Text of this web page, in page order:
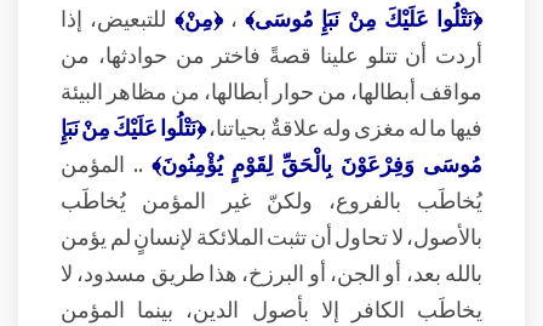
﴿نَتْلُوا عَلَيْكَ مِنْ نَبَإِ مُوسَى﴾ ، ﴿مِنْ﴾ للتبعيض، إذا
أردت أن تتلو علينا قصةً فاختر من حوادثها، من
مواقف أبطالها، من حوار أبطالها، من مظاهر البيئة
فيها ما له مغزى وله علاقةٌ بحياتنا،﴿نَتْلُوا عَلَيْكَ مِنْ نَبَإِ
مُوسَى وَفِرْعَوْنَ بِالْحَقِّ لِقَوْمٍ يُؤْمِنُونَ﴾ .. المؤمن
يُخاطَب بالفروع، ولكنّ غير المؤمن يُخاطَب
بالأصول، لا تحاول أن تثبت الملائكة لإنسانٍ لم يؤمن
بالله بعد، أو الجن، أو البرزخ، هذا طريق مسدود، لا
يخاطَب الكافر إلا بأصول الدين، بينما المؤمن